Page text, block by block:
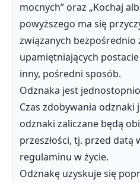
mocnych” oraz „Kochaj
powyższego ma się
związanych
upamiętniających
inny, pośredni sposób.
Odznaka jest
Czas zdobywania odznaki
odznaki zaliczane będą
przeszłości, tj. przed datą
regulaminu w życie.
Odznakę uzyskuje się